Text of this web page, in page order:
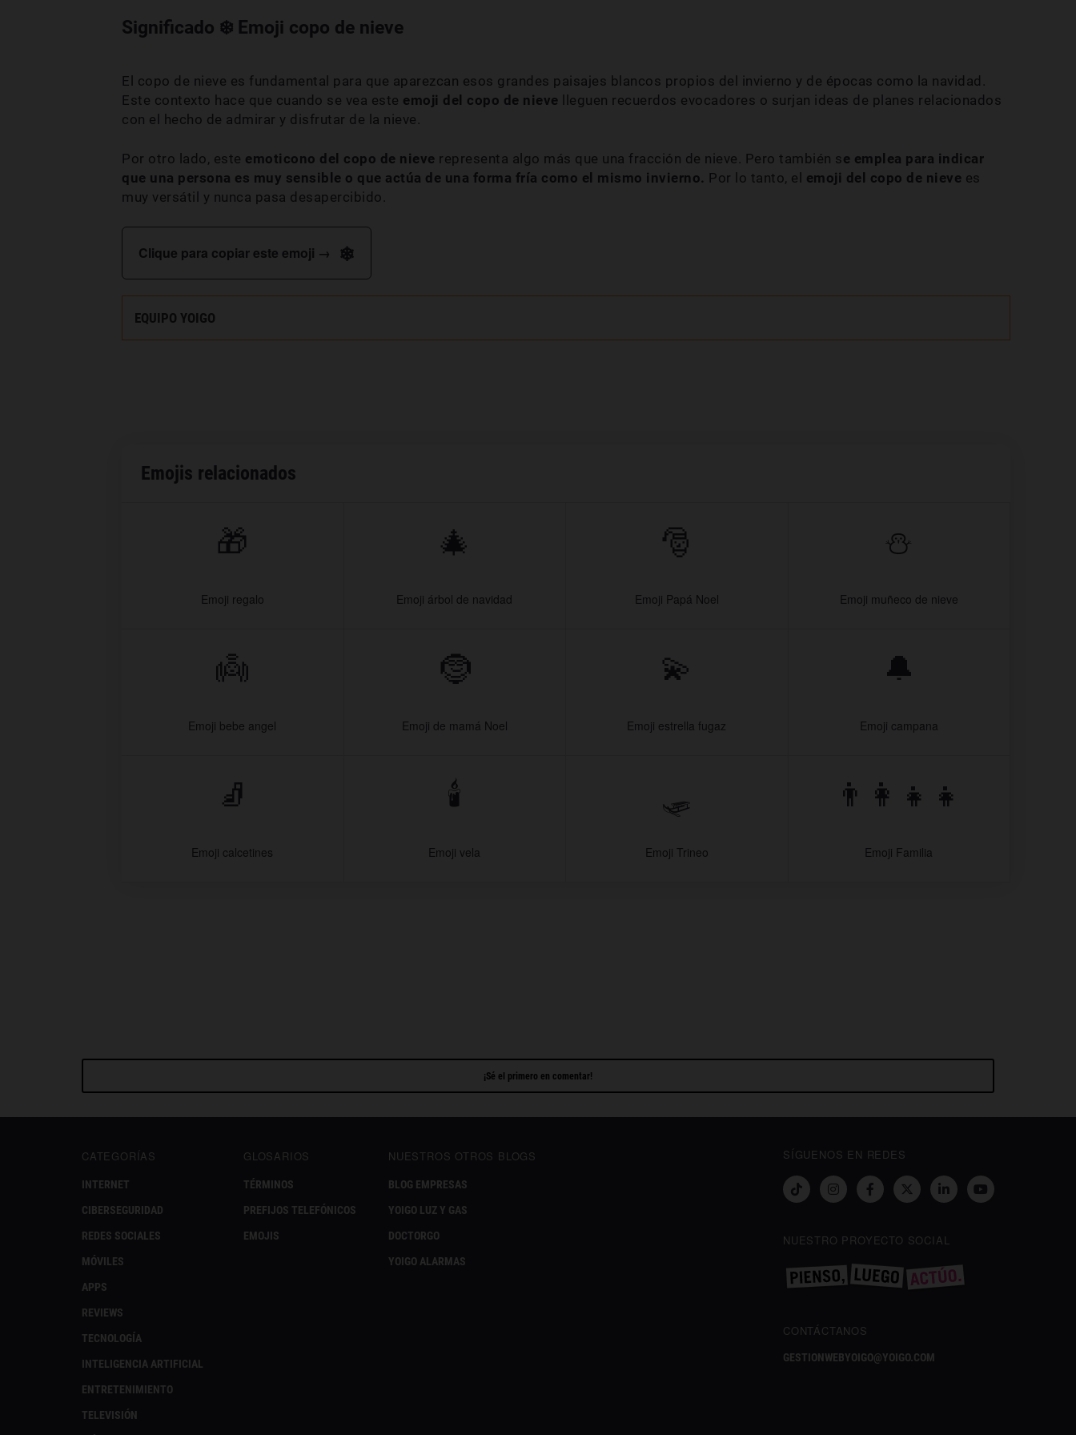
Significado ❄️ Emoji copo de nieve
El copo de nieve es fundamental para que aparezcan esos grandes paisajes blancos propios del invierno y de épocas como la navidad.
Este contexto hace que cuando se vea este emoji del copo de nieve lleguen recuerdos evocadores o surjan ideas de planes relacionados
con el hecho de admirar y disfrutar de la nieve.
Por otro lado, este emoticono del copo de nieve representa algo más que una fracción de nieve. Pero también se emplea para indicar
que una persona es muy sensible o que actúa de una forma fría como el mismo invierno. Por lo tanto, el emoji del copo de nieve es
muy versátil y nunca pasa desapercibido.
Clique para copiar este emoji → ❄
EQUIPO YOIGO
Emojis relacionados
🎁
Emoji regalo
🎄
Emoji árbol de navidad
🎅
Emoji Papá Noel
⛄
Emoji muñeco de nieve
👼
Emoji bebe angel
🤶
Emoji de mamá Noel
💫
Emoji estrella fugaz
🔔
Emoji campana
🧦
Emoji calcetines
🕯️
Emoji vela
🛷
Emoji Trineo
👨‍👩‍👧‍👧
Emoji Familia
¡Sé el primero en comentar!
CATEGORÍAS
INTERNET
CIBERSEGURIDAD
REDES SOCIALES
MÓVILES
APPS
REVIEWS
TECNOLOGÍA
INTELIGENCIA ARTIFICIAL
ENTRETENIMIENTO
TELEVISIÓN
GLOSARIOS
TÉRMINOS
PREFIJOS TELEFÓNICOS
EMOJIS
NUESTROS OTROS BLOGS
BLOG EMPRESAS
YOIGO LUZ Y GAS
DOCTORGO
YOIGO ALARMAS
SÍGUENOS EN REDES
NUESTRO PROYECTO SOCIAL
CONTÁCTANOS
GESTIONWEBYOIGO@YOIGO.COM